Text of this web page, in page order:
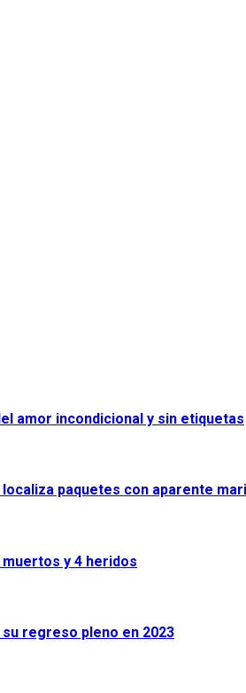
amor incondicional y sin etiquetas
paquetes con aparente
muertos y 4 heridos
regreso pleno en 2023